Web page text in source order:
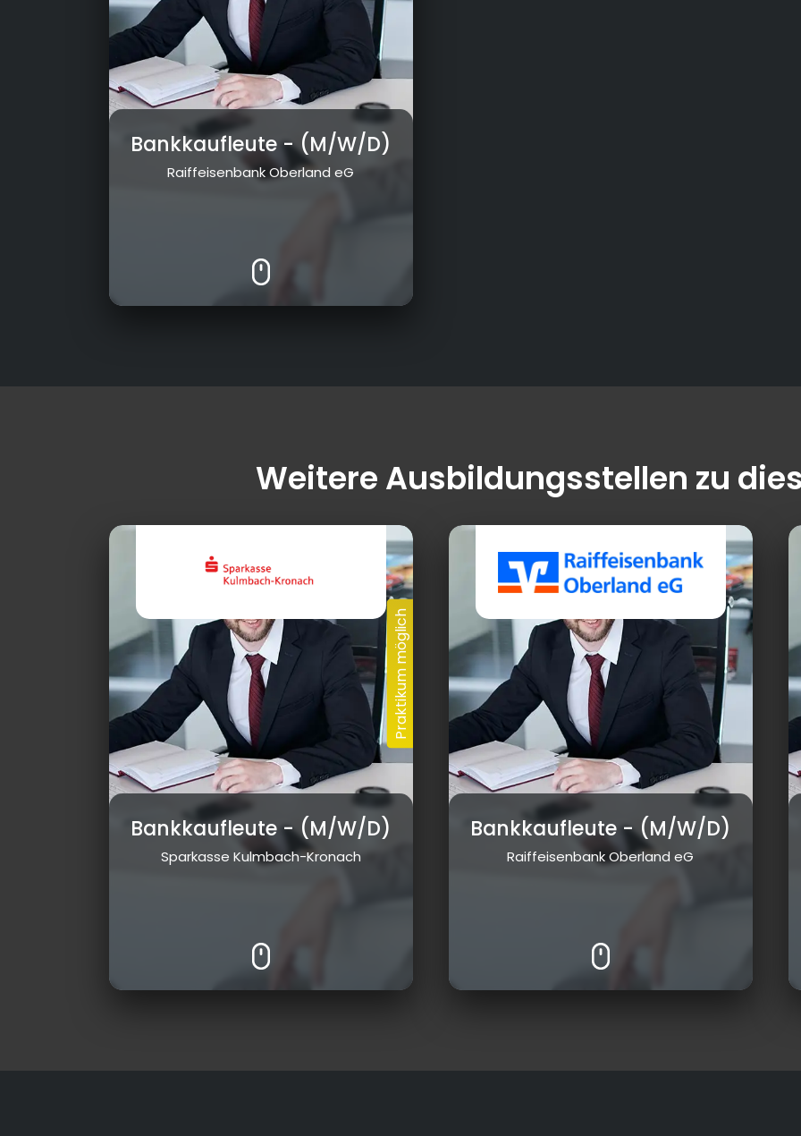
Bankkaufleute- (M/W/D)
Raiffeisenbank Oberland eG
Weitere Ausbildungsstellen zu
Bankkaufleute- (M/W/D)
Sparkasse Kulmbach-Kronach
Bankkaufleute- (M/W/D)
Raiffeisenbank Oberland eG